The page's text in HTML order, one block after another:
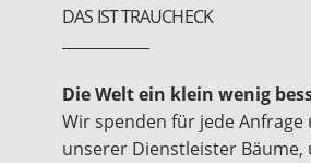
DAS IST TRAUCHECK
Die Welt ein klein wenig
Wir spenden für jede
unserer Dienstleister Bäume,